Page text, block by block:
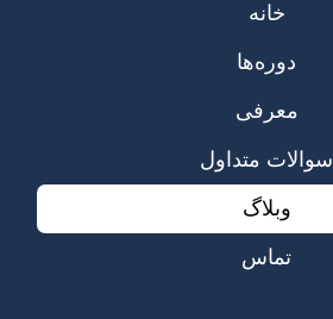
خانه
دوره‌ها
معرفی
سوالات متداول
وبلاگ
تماس